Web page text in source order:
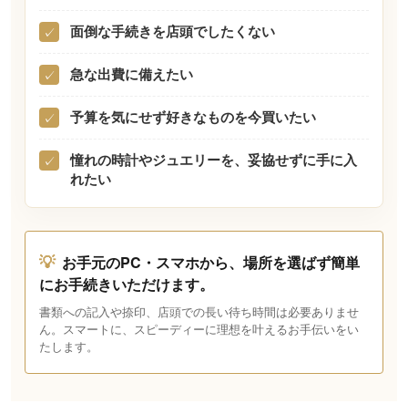
✓ 面倒な手続きを店頭でしたくない
✓ 急な出費に備えたい
✓ 予算を気にせず好きなものを今買いたい
✓
憧れの時計やジュエリーを、妥協せずに手に入
れたい
💡 お手元のPC・スマホから、場所を選ばず簡単
にお手続きいただけます。
書類への記入や捺印、店頭での長い待ち時間は必要ありませ
ん。スマートに、スピーディーに理想を叶えるお手伝いをい
たします。